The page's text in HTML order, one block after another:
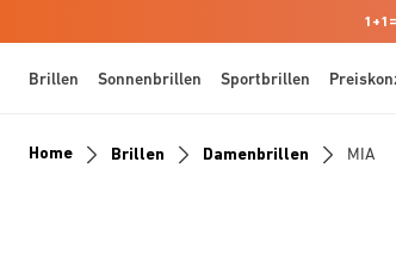
Brillen Sonnenbrillen Sportbrillen
Home Brillen Damenbrillen MIA